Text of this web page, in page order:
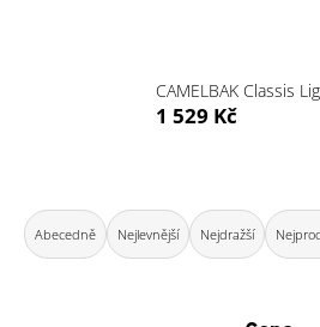
CAMELBAK Classis
1 529 Kč
Ř
aAbecedně Nejlevnější Nejdražší
HLEDAT
o
p